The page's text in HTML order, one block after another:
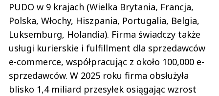
PUDO w 9 krajach (Wielka Brytania, Francja,
Polska, Włochy, Hiszpania, Portugalia, Belgia,
Luksemburg, Holandia). Firma świadczy także
usługi kurierskie i fulfillment dla sprzedawców
e-commerce, współpracując z około 100,000 e-
sprzedawców. W 2025 roku firma obsłużyła
blisko 1,4 miliard przesyłek osiągając wzrost